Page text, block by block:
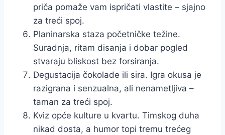
priča pomaže vam ispričati vlastite – sjajno
za treći spoj.
Planinarska staza početničke težine.
Suradnja, ritam disanja i dobar pogled
stvaraju bliskost bez forsiranja.
Degustacija čokolade ili sira. Igra okusa je
razigrana i senzualna, ali nenametljiva –
taman za treći spoj.
Kviz opće kulture u kvartu. Timskog duha
nikad dosta, a humor topi tremu trećeg